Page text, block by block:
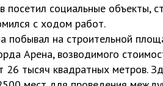
социальные объекты,
с ходом работ.
побывал на строительной
Арена, возводимого
26 тысяч квадратных метров.